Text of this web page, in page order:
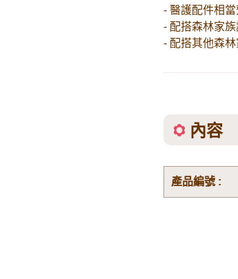
- 醫護配件相
- 配搭森林家
- 配搭其他森
內容
產品編號 :